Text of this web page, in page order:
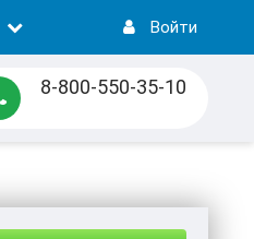
Войти
8-800-550-35-10